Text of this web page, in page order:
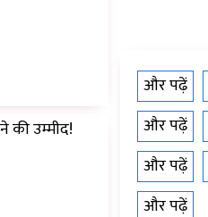
उम्मीद!
और पढ़ें
और पढ़ें
और पढ़ें
और पढ़ें